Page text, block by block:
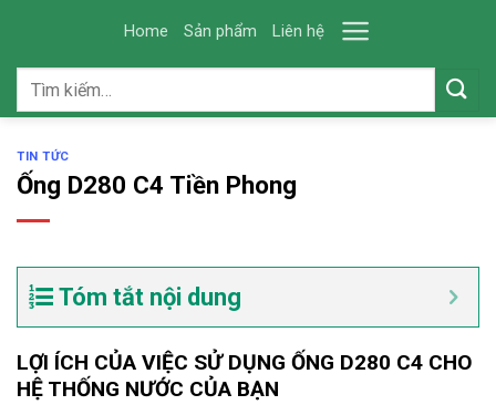
content
Home Sản phẩm Liên hệ
Tìm
TIN TỨC
Ống D280 C4 Tiền Phong
Tóm tắt nội dung
LỢI ÍCH CỦA VIỆC SỬ DỤNG ỐNG D280 C4 CHO
HỆ THỐNG NƯỚC CỦA BẠN